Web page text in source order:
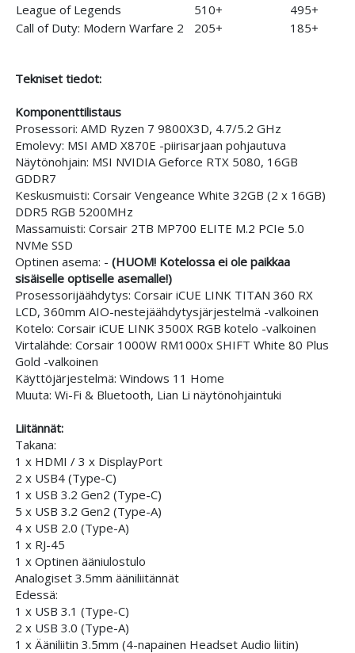
League of Legends
510+
495+
Call of Duty: Modern Warfare 2
205+ 185+
Tekniset tiedot:
Komponenttilistaus
Prosessori: AMD Ryzen 7 9800X3D, 4.7/5.2 GHz
Emolevy: MSI AMD X870E -piirisarjaan pohjautuva
Näytönohjain: MSI NVIDIA Geforce RTX 5080, 16GB
GDDR7
Keskusmuisti: Corsair Vengeance White 32GB (2 x 16GB)
DDR5 RGB 5200MHz
Massamuisti: Corsair 2TB MP700 ELITE M.2 PCIe 5.0
NVMe SSD
Optinen asema: - (HUOM! Kotelossa ei ole paikkaa
sisäiselle optiselle asemalle!)
Prosessorijäähdytys: Corsair iCUE LINK TITAN 360 RX
LCD, 360mm AIO-nestejäähdytysjärjestelmä -valkoinen
Kotelo: Corsair iCUE LINK 3500X RGB kotelo -valkoinen
Virtalähde: Corsair 1000W RM1000x SHIFT White 80 Plus
Gold -valkoinen
Käyttöjärjestelmä: Windows 11 Home
Muuta: Wi-Fi & Bluetooth, Lian Li näytönohjaintuki
Liitännät:
Takana:
1 x HDMI / 3 x DisplayPort
2 x USB4 (Type-C)
1 x USB 3.2 Gen2 (Type-C)
5 x USB 3.2 Gen2 (Type-A)
4 x USB 2.0 (Type-A)
1 x RJ-45
1 x Optinen ääniulostulo
Analogiset 3.5mm ääniliitännät
Edessä:
1 x USB 3.1 (Type-C)
2 x USB 3.0 (Type-A)
1 x Ääniliitin 3.5mm (4-napainen Headset Audio liitin)